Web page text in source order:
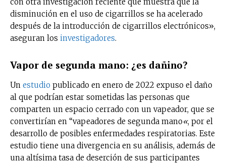
No te pierdas de las
últimas noticias
Suscríbete a nuestro boletín diario y
recibe todas las noticias del vapeo y la
reducción de daños en tu correo
electrónico.
disminución en el uso de cigarrillos se ha acelerado
después de la introducción de cigarrillos electrónicos»,
aseguran los investigadores.
Vapor de segunda mano: ¿es dañino?
Un estudio publicado en enero de 2022 expuso el daño
al que podrían estar sometidas las personas que
comparten un espacio cerrado con un vapeador, que se
convertirían en “vapeadores de segunda mano«, por el
desarrollo de posibles enfermedades respiratorias. Este
estudio tiene una divergencia en su análisis, además de
una altísima tasa de deserción de sus participantes